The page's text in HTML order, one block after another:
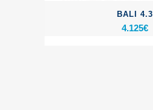
BALI 4.3
4.125€